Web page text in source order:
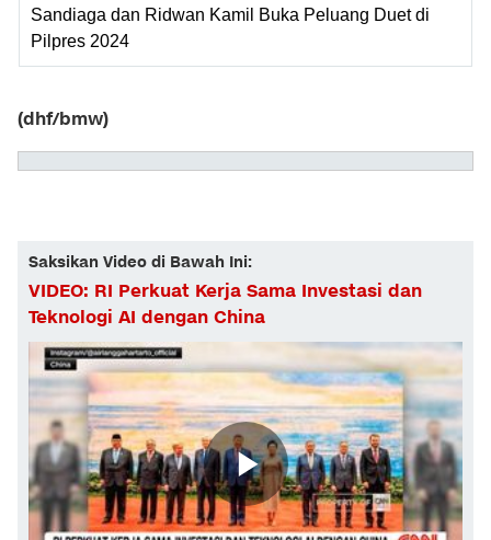
Sandiaga dan Ridwan Kamil Buka Peluang Duet di
Pilpres 2024
(dhf/bmw)
Saksikan Video di Bawah Ini:
VIDEO: RI Perkuat Kerja Sama Investasi dan
Teknologi AI dengan China